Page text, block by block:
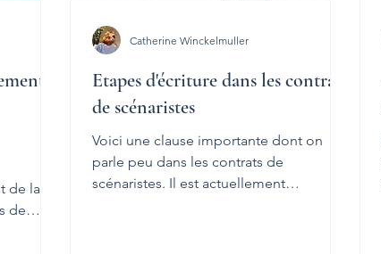
de la
de
Etapes d'écriture dans les contrats
de scénaristes
Voici une clause importante dont on
parle peu dans les contrats de
scénaristes. Il est actuellement
Catherine Winckelmuller